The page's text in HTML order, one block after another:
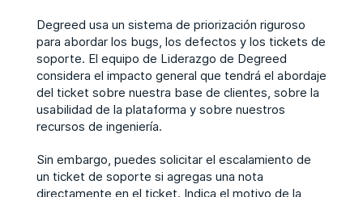
Degreed usa un sistema de priorización riguroso
para abordar los bugs, los defectos y los tickets de
soporte. El equipo de Liderazgo de Degreed
considera el impacto general que tendrá el abordaje
del ticket sobre nuestra base de clientes, sobre la
usabilidad de la plataforma y sobre nuestros
recursos de ingeniería.
Sin embargo, puedes solicitar el escalamiento de
un ticket de soporte si agregas una nota
directamente en el ticket. Indica el motivo de la